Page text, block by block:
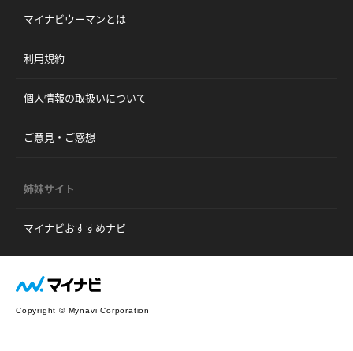
マイナビウーマンとは
利用規約
個人情報の取扱いについて
ご意見・ご感想
姉妹サイト
マイナビおすすめナビ
Copyright © Mynavi Corporation